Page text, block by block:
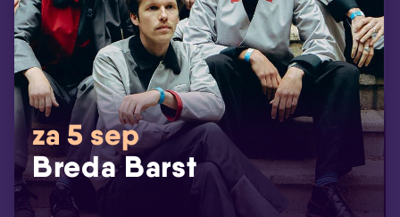
za 5 sep
Breda Barst